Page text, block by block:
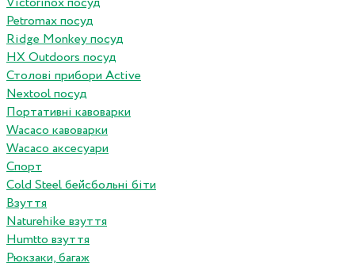
Petromax посуд
Ridge Monkey посуд
HX Outdoors посуд
Столові прибори Active
Nextool посуд
Портативні кавоварки
Wacaco кавоварки
Wacaco аксесуари
Спорт
Cold Steel бейсбольні біти
Взуття
Naturehike взуття
Humtto взуття
Рюкзаки, багаж